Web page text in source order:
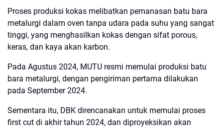
Proses produksi kokas melibatkan pemanasan batu bara
metalurgi dalam oven tanpa udara pada suhu yang sangat
tinggi, yang menghasilkan kokas dengan sifat porous,
keras, dan kaya akan karbon.
Pada Agustus 2024, MUTU resmi memulai produksi batu
bara metalurgi, dengan pengiriman pertama dilakukan
pada September 2024.
Sementara itu, DBK direncanakan untuk memulai proses
first cut di akhir tahun 2024, dan diproyeksikan akan